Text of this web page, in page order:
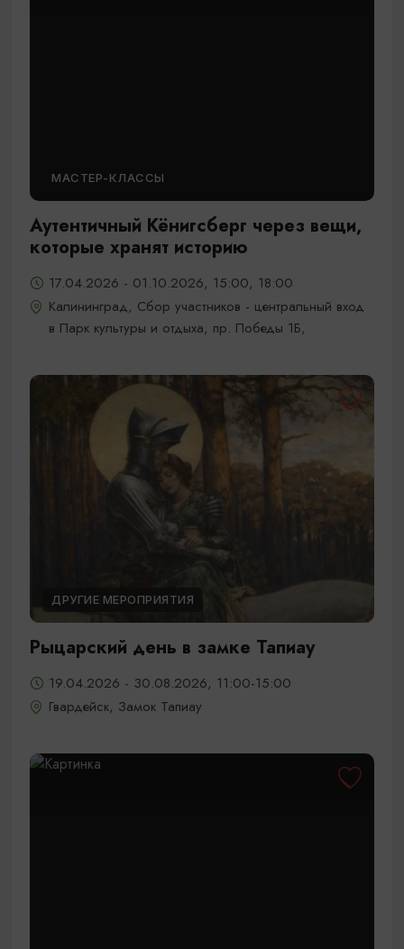
МАСТЕР-КЛАССЫ
Аутентичный Кёнигсберг через вещи,
которые хранят историю
17.04.2026 - 01.10.2026, 15:00, 18:00
Калининград, Сбор участников - центральный вход
в Парк культуры и отдыха, пр. Победы 1Б,
ДРУГИЕ МЕРОПРИЯТИЯ
Рыцарский день в замке Тапиау
19.04.2026 - 30.08.2026, 11:00-15:00
Гвардейск, Замок Тапиау